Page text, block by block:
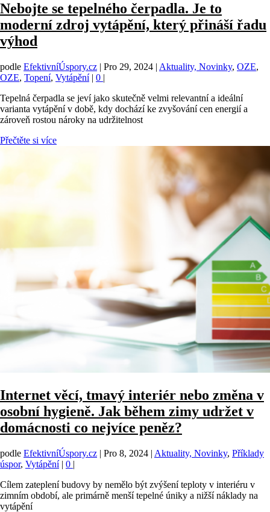
Nebojte se tepelného čerpadla. Je to
moderní zdroj vytápění, který přináší řadu
výhod
podle EfektivníÚspory.cz | Pro 29, 2024 | Aktuality, Novinky, OZE,
OZE, Topení, Vytápění| 0 |
Tepelná čerpadla se jeví jako skutečně velmi relevantní a ideální
varianta vytápění v době, kdy dochází ke zvyšování cen energií a
zároveň rostou nároky na udržitelnost
Přečtěte si více
Internet věcí, tmavý interiér nebo změna v
osobní hygieně. Jak během zimy udržet v
domácnosti co nejvíce peněz?
podle EfektivníÚspory.cz | Pro 8, 2024 | Aktuality, Novinky, Příklady
úspor, Vytápění| 0 |
Cílem zateplení budovy by nemělo být zvýšení teploty v interiéru v
zimním období, ale primárně menší tepelné úniky a nižší náklady na
vytápění